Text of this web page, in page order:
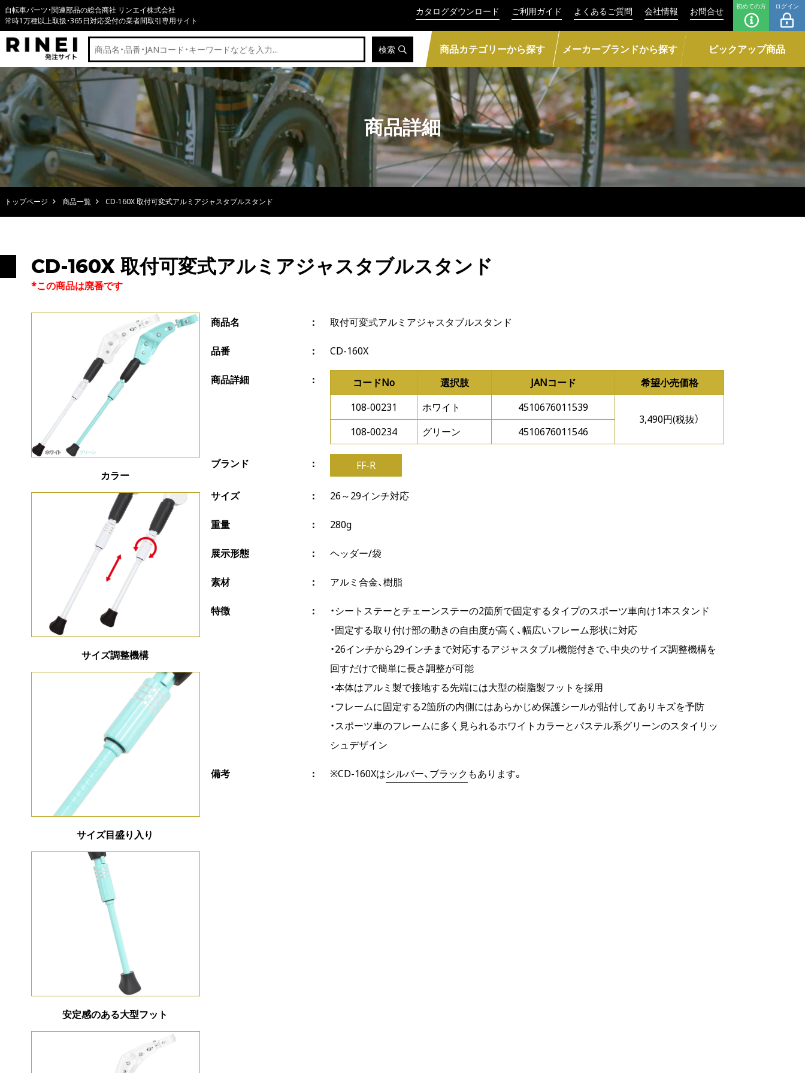
自転車パーツ・関連部品の総合商社 リンエイ株式会社
常時1万種以上取扱・365日対応受付の業者間取引専用サイト
カタログダウンロード ご利用ガイド よくあるご質問 会社情報 お問合せ 初めての方 ログイン
検索 商品カテゴリーから探す メーカーブランドから探す ピックアップ商品
商品詳細
トップページ 商品一覧 CD-160X 取付可変式アルミアジャスタブルスタンド
CD-160X 取付可変式アルミアジャスタブルスタンド
*この商品は廃番です
カラー
サイズ調整機構
サイズ目盛り入り
安定感のある大型フット
商品名 取付可変式アルミアジャスタブルスタンド
品番 CD-160X
商品詳細 コードNo 選択肢 JANコード
希望小売価格
108-00231
ホワイト
4510676011539
3,490円(税抜）
108-00234
グリーン 4510676011546
ブランド FF-R
サイズ 26～29インチ対応
重量 280g
展示形態 ヘッダー/袋
素材 アルミ合金、樹脂
特徴
・シートステーとチェーンステーの2箇所で固定するタイプのスポーツ車向け1本スタンド
・固定する取り付け部の動きの自由度が高く、幅広いフレーム形状に対応
・26インチから29インチまで対応するアジャスタブル機能付きで、中央のサイズ調整機構を
回すだけで簡単に長さ調整が可能
・本体はアルミ製で接地する先端には大型の樹脂製フットを採用
・フレームに固定する2箇所の内側にはあらかじめ保護シールが貼付してありキズを予防
・スポーツ車のフレームに多く見られるホワイトカラーとパステル系グリーンのスタイリッ
シュデザイン
備考 ※CD-160Xはシルバー、ブラック もあります。